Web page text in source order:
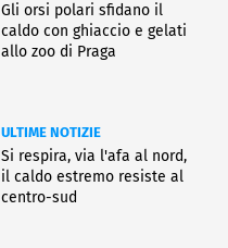
Gli orsi polari sfidano il
caldo con ghiaccio e gelati
allo zoo di Praga
ULTIME NOTIZIE
Si respira, via l'afa al nord,
il caldo estremo resiste al
centro-sud